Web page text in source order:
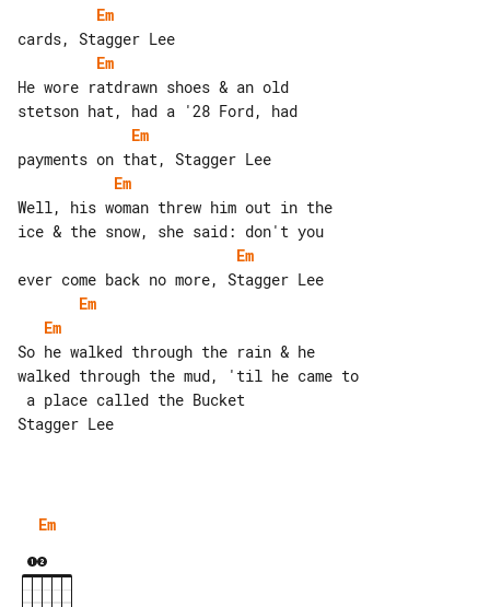
Em
Em
He wore ratdrawn shoes & an old
Em
Em
Well, his woman threw him out in the
Em
Em
Em
So he walked through the rain & he
walked through the mud, 'til he came to
Stagger Lee
Em